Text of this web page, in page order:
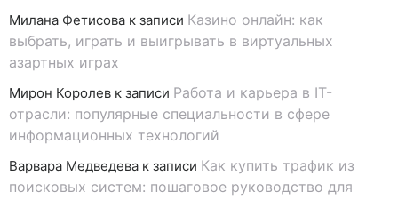
Милана Фетисова к записи Казино онлайн: как
выбрать, играть и выигрывать в виртуальных
азартных играх
Мирон Королев к записи Работа и карьера в IT-
отрасли: популярные специальности в сфере
информационных технологий
Варвара Медведева к записи Как купить трафик из
поисковых систем: пошаговое руководство для